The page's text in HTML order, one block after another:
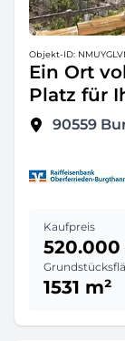
Objekt-ID:
Ein Ort
Platz für
90559
Kaufpreis
1531 m²